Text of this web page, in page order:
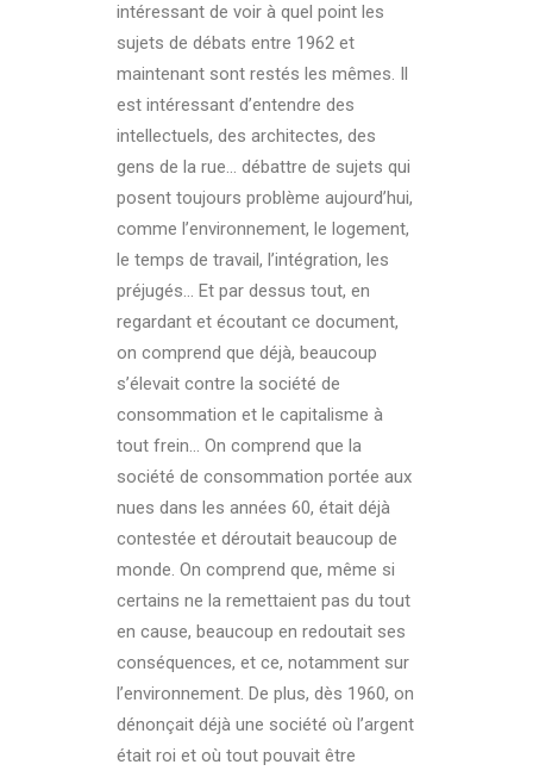
intéressant de voir à quel point les
sujets de débats entre 1962 et
maintenant sont restés les mêmes. Il
est intéressant d’entendre des
intellectuels, des architectes, des
gens de la rue… débattre de sujets qui
posent toujours problème aujourd’hui,
comme l’environnement, le logement,
le temps de travail, l’intégration, les
préjugés… Et par dessus tout, en
regardant et écoutant ce document,
on comprend que déjà, beaucoup
s’élevait contre la société de
consommation et le capitalisme à
tout frein… On comprend que la
société de consommation portée aux
nues dans les années 60, était déjà
contestée et déroutait beaucoup de
monde. On comprend que, même si
certains ne la remettaient pas du tout
en cause, beaucoup en redoutait ses
conséquences, et ce, notamment sur
l’environnement. De plus, dès 1960, on
dénonçait déjà une société où l’argent
était roi et où tout pouvait être